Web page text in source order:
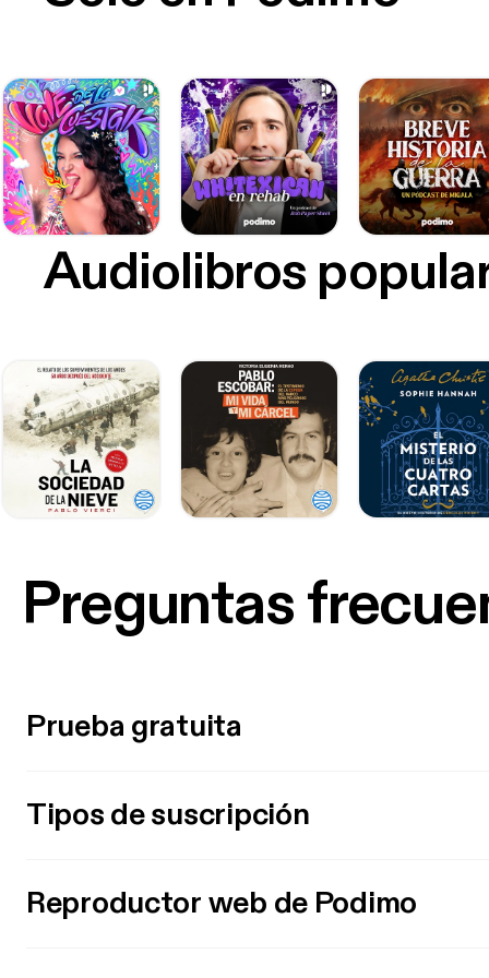
Audiolibros
Preguntas
Prueba gratuita
Tipos de suscripción
Reproductor web de Podimo